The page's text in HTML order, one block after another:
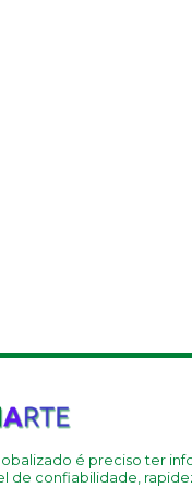
é preciso ter
de confiabilidade,